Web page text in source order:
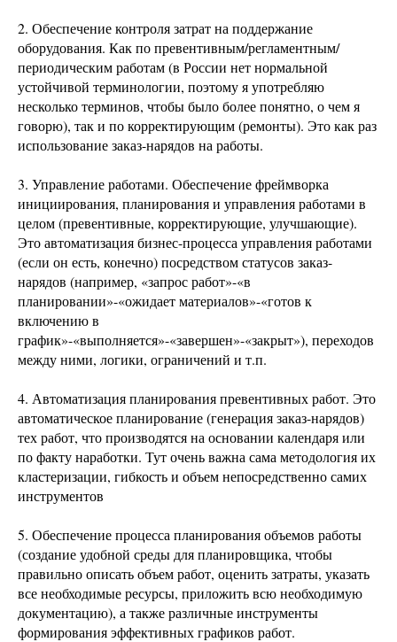
2. Обеспечение контроля затрат на поддержание
оборудования. Как по превентивным/регламентным/
периодическим работам (в России нет нормальной
устойчивой терминологии, поэтому я употребляю
несколько терминов, чтобы было более понятно, о чем я
говорю), так и по корректирующим (ремонты). Это как раз
использование заказ-нарядов на работы.
3. Управление работами. Обеспечение фреймворка
инициирования, планирования и управления работами в
целом (превентивные, корректирующие, улучшающие).
Это автоматизация бизнес-процесса управления работами
(если он есть, конечно) посредством статусов заказ-
нарядов (например, «запрос работ»-«в
планировании»-«ожидает материалов»-«готов к
включению в
график»-«выполняется»-«завершен»-«закрыт»), переходов
между ними, логики, ограничений и т.п.
4. Автоматизация планирования превентивных работ. Это
автоматическое планирование (генерация заказ-нарядов)
тех работ, что производятся на основании календаря или
по факту наработки. Тут очень важна сама методология их
кластеризации, гибкость и объем непосредственно самих
инструментов
5. Обеспечение процесса планирования объемов работы
(создание удобной среды для планировщика, чтобы
правильно описать объем работ, оценить затраты, указать
все необходимые ресурсы, приложить всю необходимую
документацию), а также различные инструменты
формирования эффективных графиков работ.